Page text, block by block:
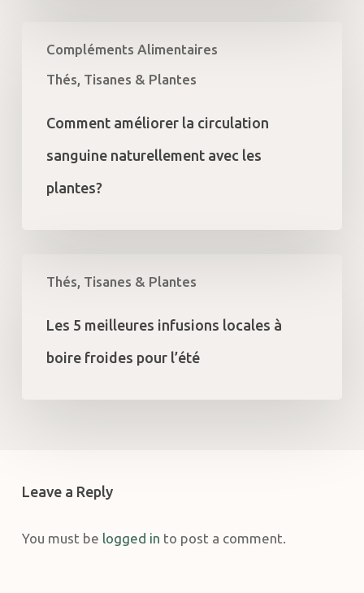
Compléments Alimentaires
Thés, Tisanes & Plantes
améliorer
circulation
naturellement
avec
plantes?
Comment améliorer la circulation
sanguine naturellement avec les
plantes?
Thés, Tisanes & Plantes
infusions
Les 5 meilleures infusions locales à
boire froides pour l’été
Leave a Reply
You must be logged in to post a comment.